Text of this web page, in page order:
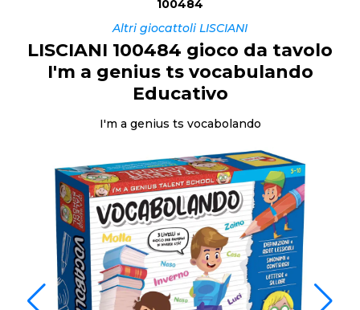
100484
Altri giocattoli LISCIANI
LISCIANI 100484 gioco da tavolo
I'm a genius ts vocabulando
Educativo
I'm a genius ts vocabolando